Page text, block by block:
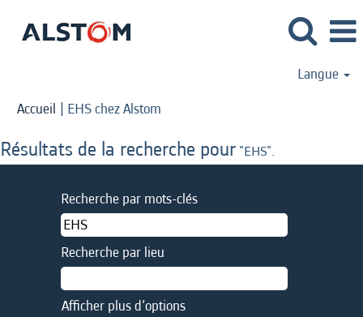
Langue
Accueil | EHS chez Alstom
Résultats de la recherche pour "EHS".
Recherche par mots-clés
Recherche par lieu
Afficher plus d’options